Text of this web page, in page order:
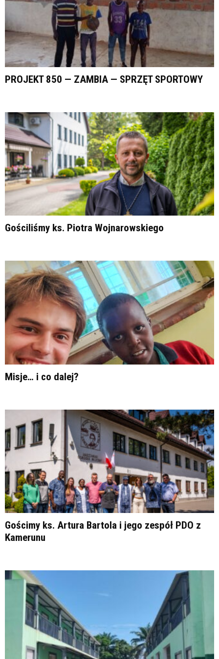
PROJEKT 850 — ZAMBIA — SPRZĘT SPORTOWY
Gościliśmy ks. Piotra Wojnarowskiego
Misje… i co dalej?
Gościmy ks. Artura Bartola i jego zespół PDO z
Kamerunu